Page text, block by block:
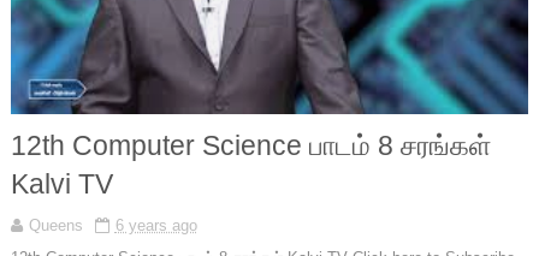
12th Computer Science பாடம் 8 சரங்கள்
Kalvi TV
Queens
6 years ago